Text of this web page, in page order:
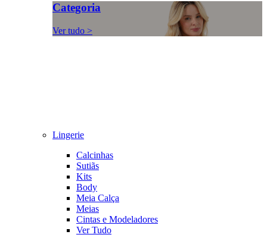
Categoria
Ver tudo >
Lingerie
Calcinhas
Sutiãs
Kits
Body
Meia Calça
Meias
Cintas e Modeladores
Ver Tudo